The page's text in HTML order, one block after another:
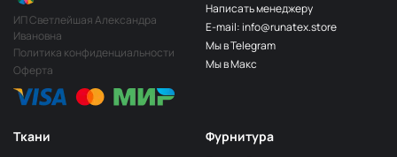
МП-20-198
2Т.Бирюзовый
МП-20-203/2
1Св.Бирюзовый
Аквамарин(Т.Бирюзовый)
Ткани Фурнитура
ИП Светлейшая Александра
Ивановна
Политика конфиденциальности
Оферта
Написать менеджеру
E-mail: info@runatex.store
Мы в Telegram
Мы в Макс